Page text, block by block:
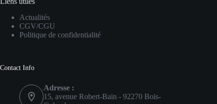
Actualités
CGV/CGU
Politique de confidentialité
Contact Info
Adresse :
15, avenue Robert-Bain - 92270 Bois-